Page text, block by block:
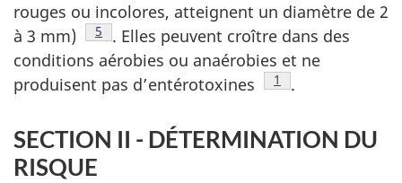
rouges ou incolores, atteignent un diamètre de 2
à 3 mm)
Note de bas de page
5
. Elles peuvent croître dans des
conditions aérobies ou anaérobies et ne
produisent pas d’entérotoxines
Note de bas de page
1 .
SECTION II - DÉTERMINATION DU
RISQUE